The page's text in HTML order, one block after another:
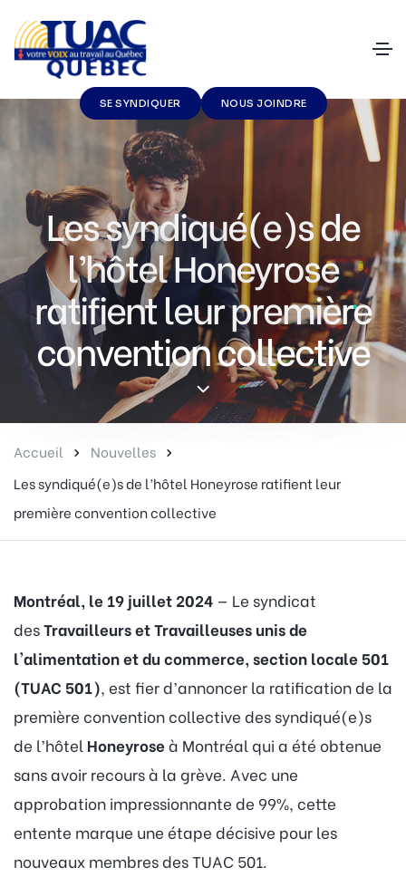
SE SYNDIQUER NOUS JOINDRE
Les syndiqué(e)s de
l’hôtel Honeyrose
ratifient leur première
convention collective
Accueil
Nouvelles
Les syndiqué(e)s de l’hôtel Honeyrose ratifient leur
première convention collective
Montréal, le 19 juillet 2024 — Le syndicat
desTravailleurs et Travailleuses unis de
l'alimentation et du commerce, section locale 501
(TUAC 501), est fier d’annoncer la ratification de la
première convention collective des syndiqué(e)s
de l’hôtel Honeyrose à Montréal qui a été obtenue
sans avoir recours à la grève. Avec une
approbation impressionnante de 99%, cette
entente marque une étape décisive pour les
nouveaux membres des TUAC 501.